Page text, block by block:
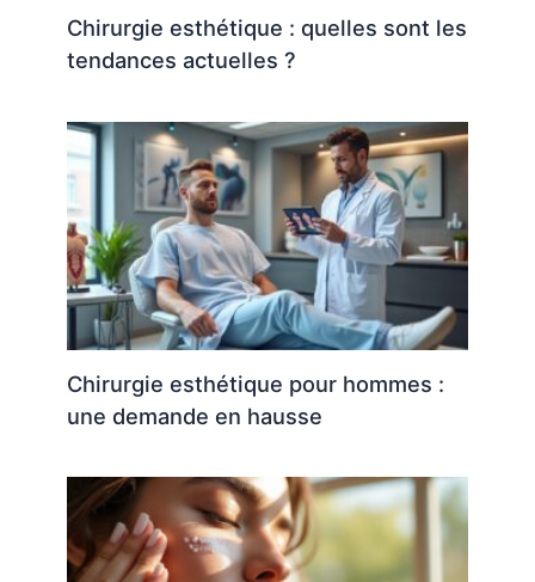
Chirurgie esthétique : quelles sont les
tendances actuelles ?
Chirurgie esthétique pour hommes :
une demande en hausse